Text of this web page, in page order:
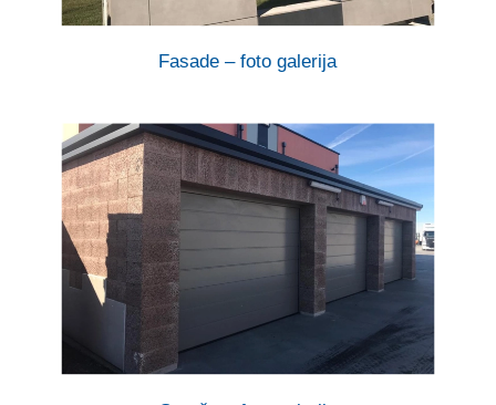
Fasade – foto galerija